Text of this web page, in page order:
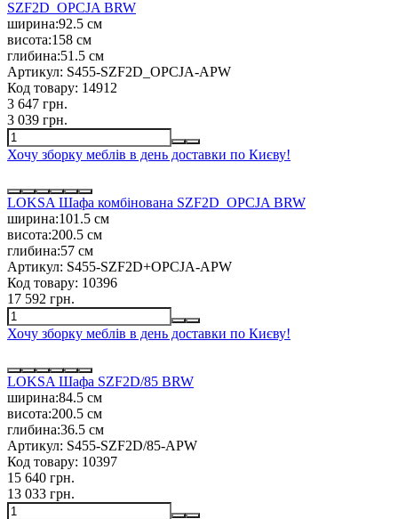
SZF2D_OPCJA BRW
ширина:92.5 см
висота:158 см
глибина:51.5 см
Артикул: S455-SZF2D_OPCJA-APW
Код товару: 14912
3 647 грн.
3 039 грн.
Хочу зборку меблів в день доставки по Києву!
LOKSA Шафа комбінована SZF2D_OPCJA BRW
ширина:101.5 см
висота:200.5 см
глибина:57 см
Артикул: S455-SZF2D+OPCJA-APW
Код товару: 10396
17 592 грн.
Хочу зборку меблів в день доставки по Києву!
LOKSA Шафа SZF2D/85 BRW
ширина:84.5 см
висота:200.5 см
глибина:36.5 см
Артикул: S455-SZF2D/85-APW
Код товару: 10397
15 640 грн.
13 033 грн.